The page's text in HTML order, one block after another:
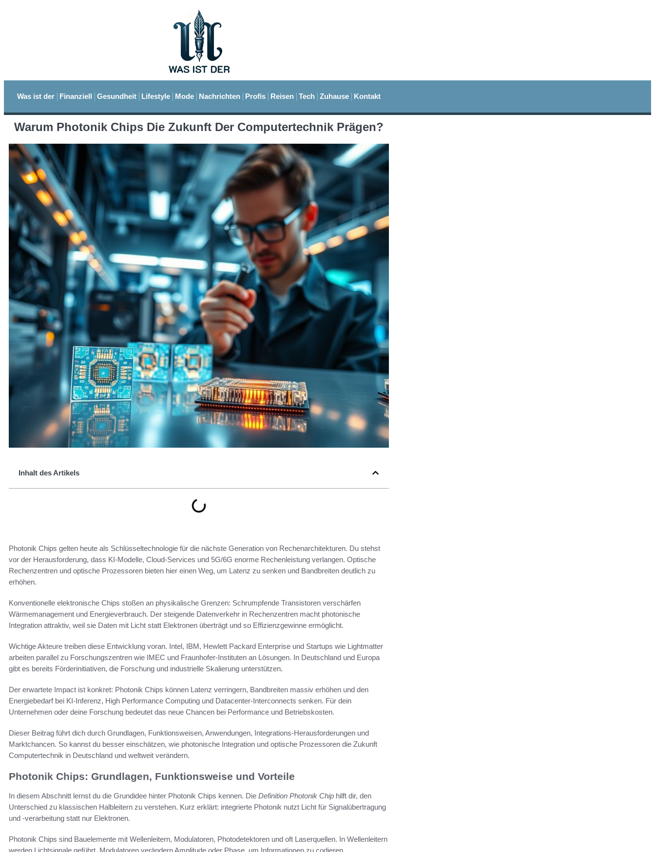
Was ist der Finanziell Gesundheit Lifestyle Mode Nachrichten Profis Reisen Tech Zuhause Kontakt
Warum Photonik Chips Die Zukunft Der Computertechnik Prägen?
Inhalt des Artikels
Photonik Chips gelten heute als Schlüsseltechnologie für die nächste Generation von Rechenarchitekturen. Du stehst
vor der Herausforderung, dass KI-Modelle, Cloud-Services und 5G/6G enorme Rechenleistung verlangen. Optische
Rechenzentren und optische Prozessoren bieten hier einen Weg, um Latenz zu senken und Bandbreiten deutlich zu
erhöhen.
Konventionelle elektronische Chips stoßen an physikalische Grenzen: Schrumpfende Transistoren verschärfen
Wärmemanagement und Energieverbrauch. Der steigende Datenverkehr in Rechenzentren macht photonische
Integration attraktiv, weil sie Daten mit Licht statt Elektronen überträgt und so Effizienzgewinne ermöglicht.
Wichtige Akteure treiben diese Entwicklung voran. Intel, IBM, Hewlett Packard Enterprise und Startups wie Lightmatter
arbeiten parallel zu Forschungszentren wie IMEC und Fraunhofer-Instituten an Lösungen. In Deutschland und Europa
gibt es bereits Förderinitiativen, die Forschung und industrielle Skalierung unterstützen.
Der erwartete Impact ist konkret: Photonik Chips können Latenz verringern, Bandbreiten massiv erhöhen und den
Energiebedarf bei KI-Inferenz, High Performance Computing und Datacenter-Interconnects senken. Für dein
Unternehmen oder deine Forschung bedeutet das neue Chancen bei Performance und Betriebskosten.
Dieser Beitrag führt dich durch Grundlagen, Funktionsweisen, Anwendungen, Integrations-Herausforderungen und
Marktchancen. So kannst du besser einschätzen, wie photonische Integration und optische Prozessoren die Zukunft
Computertechnik in Deutschland und weltweit verändern.
Photonik Chips: Grundlagen, Funktionsweise und Vorteile
In diesem Abschnitt lernst du die Grundidee hinter Photonik Chips kennen. Die Definition Photonik Chip hilft dir, den
Unterschied zu klassischen Halbleitern zu verstehen. Kurz erklärt: integrierte Photonik nutzt Licht für Signalübertragung
und -verarbeitung statt nur Elektronen.
Photonik Chips sind Bauelemente mit Wellenleitern, Modulatoren, Photodetektoren und oft Laserquellen. In Wellenleitern